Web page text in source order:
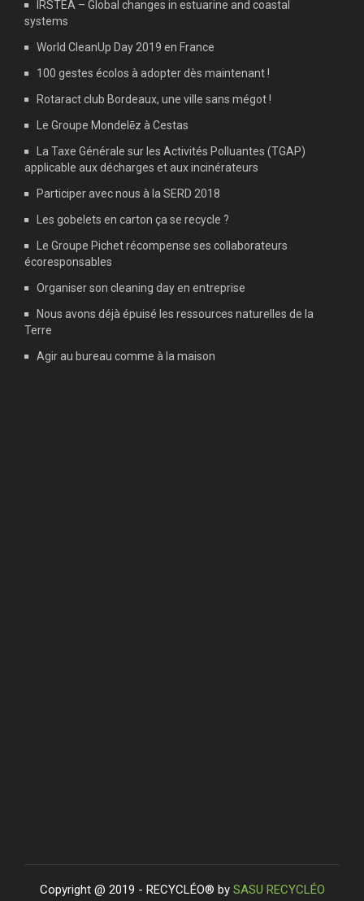
IRSTEA – Global changes in estuarine and coastal
systems
World CleanUp Day 2019 en France
100 gestes écolos à adopter dès maintenant !
Rotaract club Bordeaux, une ville sans mégot !
Le Groupe Mondelēz à Cestas
La Taxe Générale sur les Activités Polluantes (TGAP)
applicable aux décharges et aux incinérateurs
Participer avec nous à la SERD 2018
Les gobelets en carton ça se recycle ?
Le Groupe Pichet récompense ses collaborateurs
écoresponsables
Organiser son cleaning day en entreprise
Nous avons déjà épuisé les ressources naturelles de la
Terre
Agir au bureau comme à la maison
Copyright @ 2019 - RECYCLÉO® by SASU RECYCLÉO